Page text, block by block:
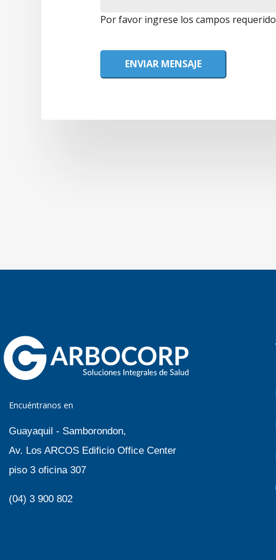
Por favor ingrese los campos
ENVIAR MENSAJE
Encuéntranos en
Guayaquil - Samborondon,
Av. Los ARCOS Edificio Office Center
piso 3 oficina 307
(04) 3 900 802